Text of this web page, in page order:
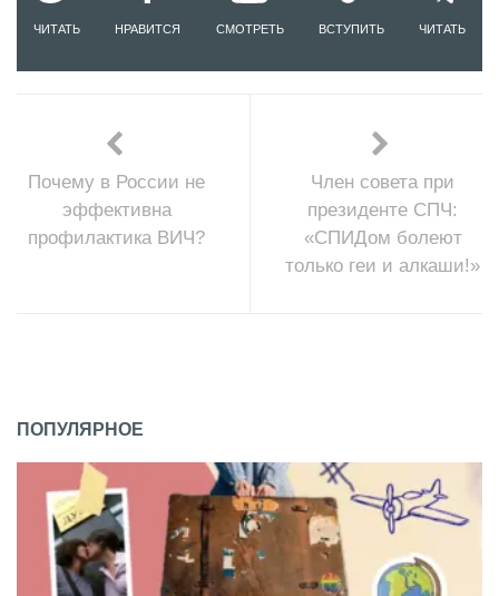
ЧИТАТЬ НРАВИТСЯ СМОТРЕТЬ ВСТУПИТЬ ЧИТАТЬ
Почему в России не
эффективна
профилактика ВИЧ?
Член совета при
президенте СПЧ:
«СПИДом болеют
только геи и алкаши!»
ПОПУЛЯРНОЕ